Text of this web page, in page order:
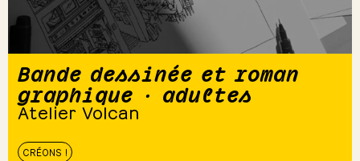
Bande dessinée et roman
graphique · adultes
Atelier Volcan
CRÉONS !